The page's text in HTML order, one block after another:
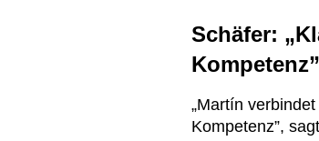
Schäfer:
Kompetenz”
„Martín
Kompetenz”,